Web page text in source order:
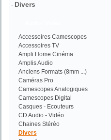
- Divers
Accessoires Camescopes
Accessoires TV
Ampli Home Cinéma
Amplis Audio
Anciens Formats (8mm ...)
Caméras Pro
Camescopes Analogiques
Camescopes Digital
Casques - Ecouteurs
CD Audio - Vidéo
Chaines Stéréo
Divers